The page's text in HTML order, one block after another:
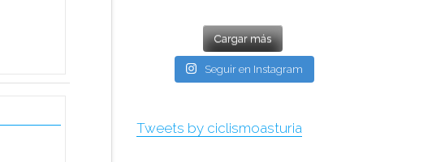
Cargar más
Seguir en Instagram
Tweets by ciclismoasturia